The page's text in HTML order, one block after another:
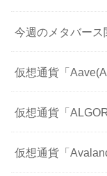
今週のメタバー
仮想通貨「
仮想通貨「
仮想通貨「